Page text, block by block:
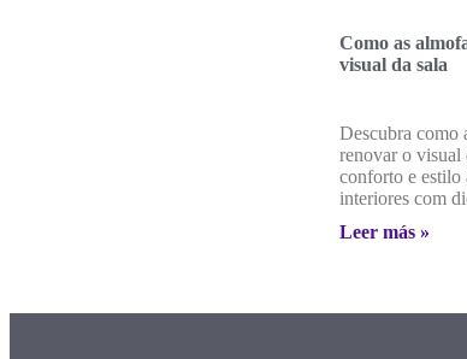
Como as
visual da sala
Descubra como
renovar o visual
conforto e estilo
interiores com
Leer más »